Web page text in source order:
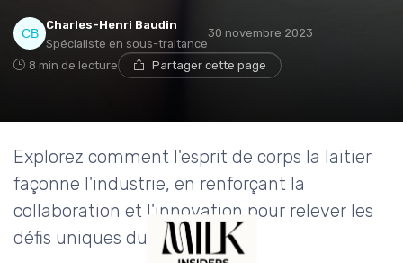
Charles-Henri Baudin
Spécialiste en sous-traitance
30 novembre 2023
8 min de lecture Partager cette page
Explorez comment l'esprit de corps la laitier
façonne l'industrie, en renforçant la
collaboration et l'innovation pour relever les
défis uniques du secteur.